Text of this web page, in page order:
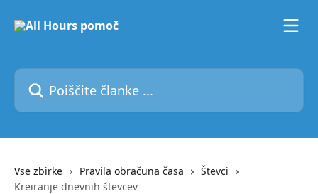
Poiščite članke ...
Vse zbirke Pravila obračuna časa
Števci
Kreiranje dnevnih števcev